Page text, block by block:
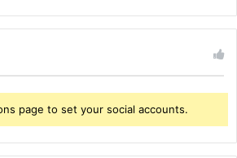
page to set your social accounts.